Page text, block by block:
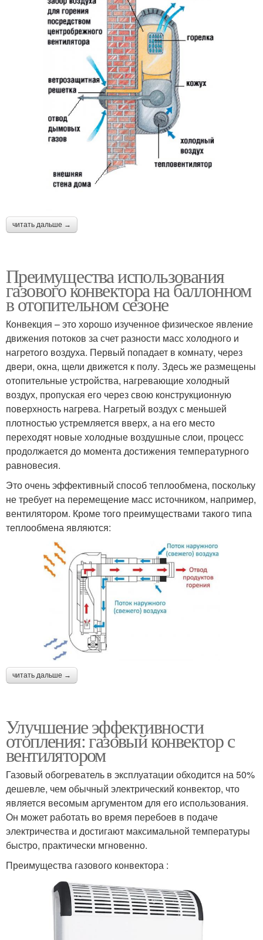
читать дальше →
Преимущества использования
газового конвектора на баллонном
в отопительном сезоне
Конвекция – это хорошо изученное физическое явление
движения потоков за счет разности масс холодного и
нагретого воздуха. Первый попадает в комнату, через
двери, окна, щели движется к полу. Здесь же размещены
отопительные устройства, нагревающие холодный
воздух, пропуская его через свою конструкционную
поверхность нагрева. Нагретый воздух с меньшей
плотностью устремляется вверх, а на его место
переходят новые холодные воздушные слои, процесс
продолжается до момента достижения температурного
равновесия.
Это очень эффективный способ теплообмена, поскольку
не требует на перемещение масс источником, например,
вентилятором. Кроме того преимуществами такого типа
теплообмена являются:
читать дальше →
Улучшение эффективности
отопления: газовый конвектор с
вентилятором
Газовый обогреватель в эксплуатации обходится на 50%
дешевле, чем обычный электрический конвектор, что
является весомым аргументом для его использования.
Он может работать во время перебоев в подаче
электричества и достигают максимальной температуры
быстро, практически мгновенно.
Преимущества газового конвектора :